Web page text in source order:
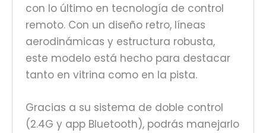
con lo último en tecnología de control
remoto. Con un diseño retro, líneas
aerodinámicas y estructura robusta,
este modelo está hecho para destacar
tanto en vitrina como en la pista.
Gracias a su sistema de doble control
(2.4G y app Bluetooth), podrás manejarlo